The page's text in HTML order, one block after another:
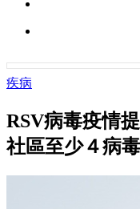
疾病
RSV病毒疫情
社區至少４病